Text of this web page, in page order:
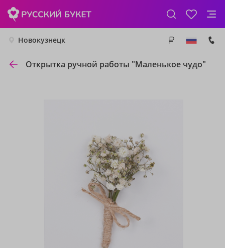
Новокузнецк
Открытка ручной работы "Маленькое чудо"